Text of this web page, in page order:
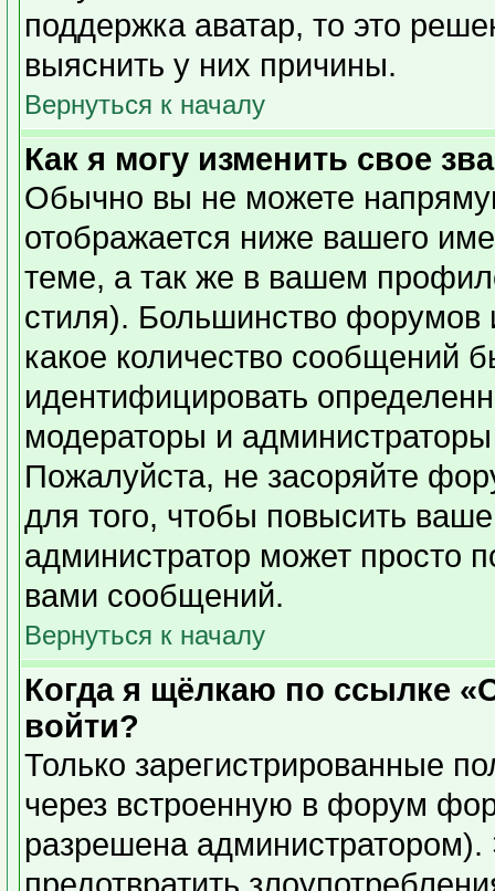
поддержка аватар, то это
выяснить у них причины.
Вернуться к началу
Как я могу изменить свое
Обычно вы не можете
отображается ниже вашего
теме, а так же в вашем
стиля). Большинство форумов
какое количество сообщений
идентифицировать
модераторы и
Пожалуйста, не засоряйте
для того, чтобы повысить
администратор может просто
вами сообщений.
Вернуться к началу
Когда я щёлкаю по ссылке
войти?
Только зарегистрированные
через встроенную в форум
разрешена